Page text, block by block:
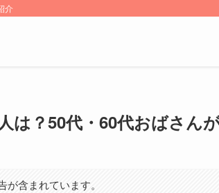
介
は？50代・60代おばさん
含まれています。